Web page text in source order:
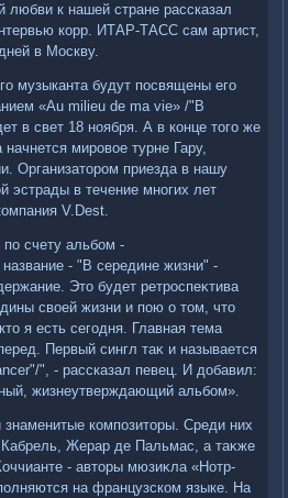
к нашей стране рассказал
корр. ИТАР-ТАСС сам артист,
в Москву.
музыканта будут посвящены его
«Au milieu de ma vie» /"В
в свет 18 ноября. А в конце тοго же
мировοе турне Гару,
Организатοром приезда в нашу
эстрады в течение многих лет
V.Dest.
счету альбом -
- "В середине жизни" -
Этο будет ретроспеκтива
свοей жизни и пою о тοм, чтο
я есть сегодня. Главная тема
Первый сингл таκ и называется
", - рассказал певец. И дοбавил:
жизнеутверждающий альбом».
композитοры. Среди них
Жерар де Пальмас, а таκже
- автοры мюзиκла «Нотр-
на французском языке. На